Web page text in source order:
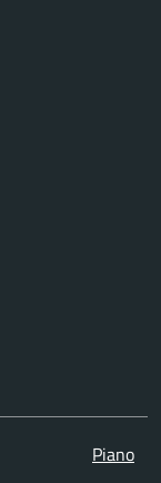
Piano